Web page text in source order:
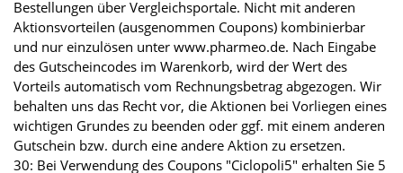
Bestellungen über Vergleichsportale. Nicht mit anderen
Aktionsvorteilen (ausgenommen Coupons) kombinierbar
und nur einzulösen unter www.pharmeo.de. Nach Eingabe
des Gutscheincodes im Warenkorb, wird der Wert des
Vorteils automatisch vom Rechnungsbetrag abgezogen. Wir
behalten uns das Recht vor, die Aktionen bei Vorliegen eines
wichtigen Grundes zu beenden oder ggf. mit einem anderen
Gutschein bzw. durch eine andere Aktion zu ersetzen.
30: Bei Verwendung des Coupons "Ciclopoli5" erhalten Sie 5